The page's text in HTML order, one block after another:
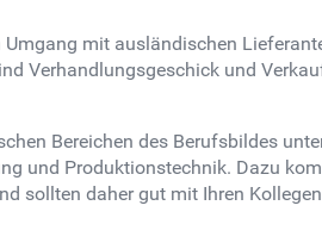
mit ausländischen
Verhandlungsgeschick und
Bereichen des Berufsbildes
und Produktionstechnik. Dazu
sollten daher gut mit Ihren